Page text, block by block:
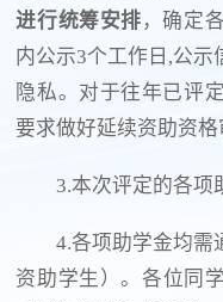
进行统筹安排 ，确定
内公示3个工作日,公示
隐私。对于往年已评
要求做好延续资助资格
3.本次评定的各项
4.各项助学金均需
资助学生）。各位同